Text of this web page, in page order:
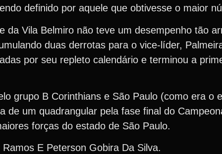
definido por aquele que obtivesse o maior
da Vila Belmiro não teve um desempenho tão
duas derrotas para o vice-líder,
por seu repleto calendário e terminou a
grupo B Corinthians e São Paulo (como era o
de um quadrangular pela fase final do
forças do estado de São Paulo.
E Peterson Gobira Da Silva.